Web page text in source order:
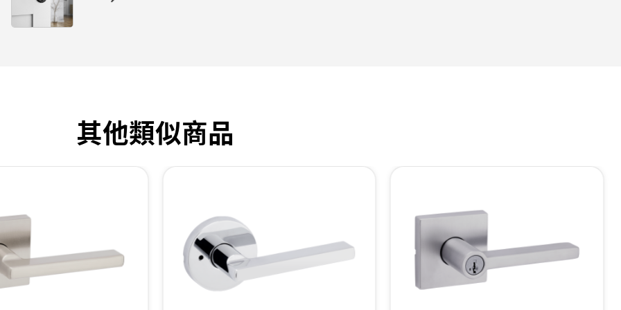
其他類似商品